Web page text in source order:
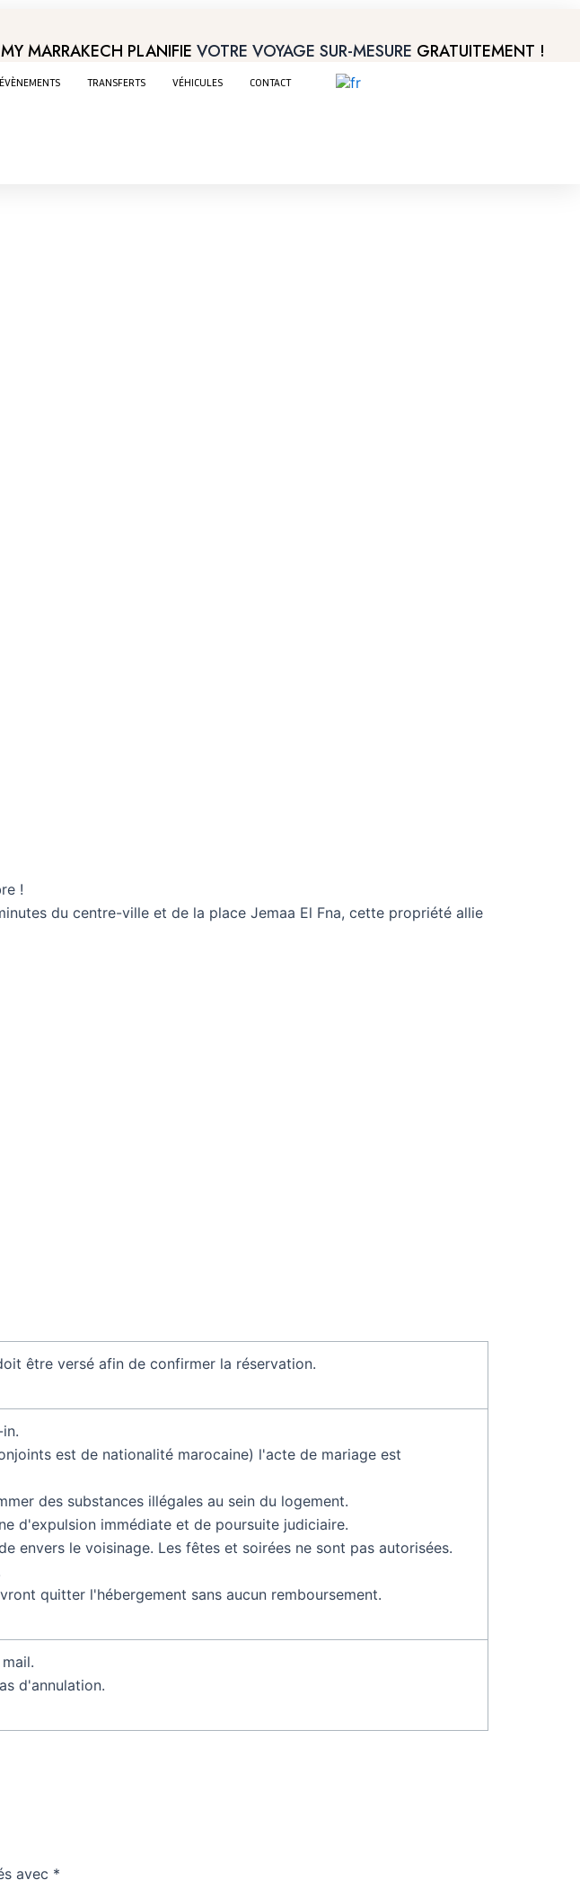
MY MARRAKECH PLANIFIE VOTRE VOYAGE SUR-MESURE GRATUITEMENT !
ÉVÈNEMENTS TRANSFERTS VÉHICULES CONTACT
!
du centre-ville et de la place Jemaa El Fna, cette propriété allie
être versé afin de confirmer la réservation.
est de nationalité marocaine) l'acte de mariage est
des substances illégales au sein du logement.
d'expulsion immédiate et de poursuite judiciaire.
envers le voisinage. Les fêtes et soirées ne sont pas autorisées.
quitter l'hébergement sans aucun remboursement.
d'annulation.
avec *